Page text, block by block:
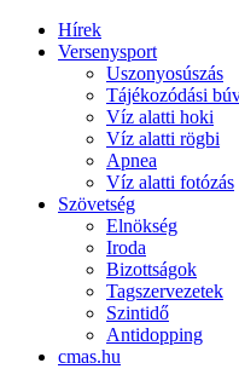
Hírek
Versenysport
Uszonyosúszás
Tájékozódási
Víz alatti hoki
Víz alatti rögbi
Apnea
Víz alatti fotózás
Szövetség
Elnökség
Iroda
Bizottságok
Tagszervezetek
Szintidő
Antidopping
cmas.hu